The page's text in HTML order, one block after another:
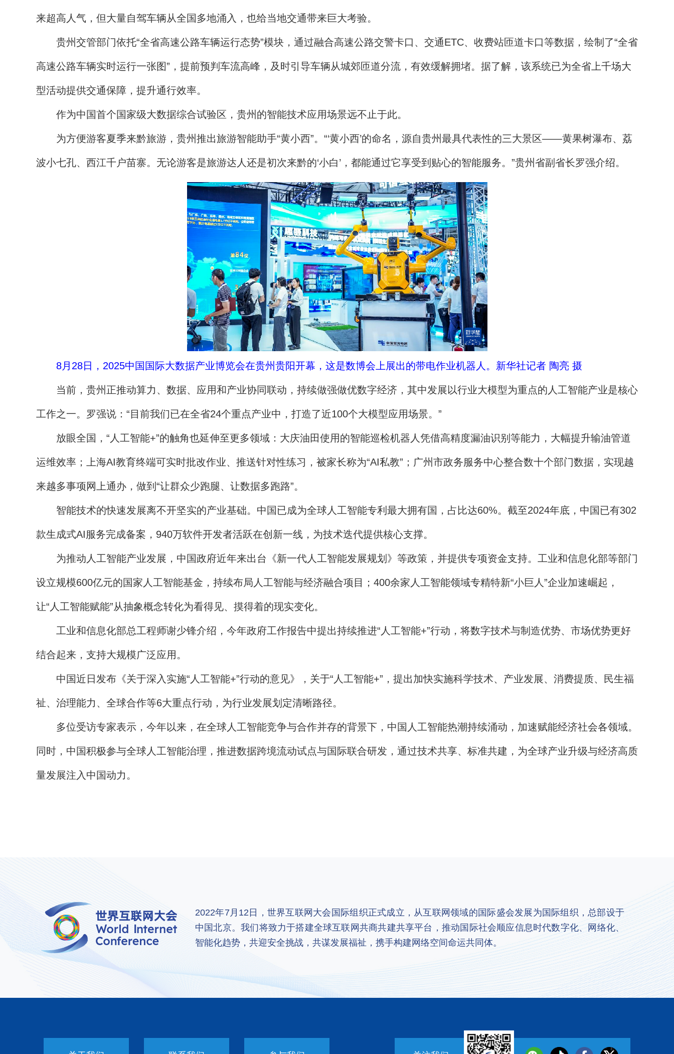
来超高人气，但大量自驾车辆从全国多地涌入，也给当地交通带来巨大考验。
贵州交管部门依托“全省高速公路车辆运行态势”模块，通过融合高速公路交警卡口、交通ETC、收费站匝道卡口等数据，绘制了“全省
高速公路车辆实时运行一张图”，提前预判车流高峰，及时引导车辆从城郊匝道分流，有效缓解拥堵。据了解，该系统已为全省上千场大
型活动提供交通保障，提升通行效率。
作为中国首个国家级大数据综合试验区，贵州的智能技术应用场景远不止于此。
为方便游客夏季来黔旅游，贵州推出旅游智能助手“黄小西”。“‘黄小西’的命名，源自贵州最具代表性的三大景区——黄果树瀑布、荔
波小七孔、西江千户苗寨。无论游客是旅游达人还是初次来黔的‘小白’，都能通过它享受到贴心的智能服务。”贵州省副省长罗强介绍。
8月28日，2025中国国际大数据产业博览会在贵州贵阳开幕，这是数博会上展出的带电作业机器人。新华社记者 陶亮 摄
当前，贵州正推动算力、数据、应用和产业协同联动，持续做强做优数字经济，其中发展以行业大模型为重点的人工智能产业是核心
工作之一。罗强说：“目前我们已在全省24个重点产业中，打造了近100个大模型应用场景。”
放眼全国，“人工智能+”的触角也延伸至更多领域：大庆油田使用的智能巡检机器人凭借高精度漏油识别等能力，大幅提升输油管道
运维效率；上海AI教育终端可实时批改作业、推送针对性练习，被家长称为“AI私教”；广州市政务服务中心整合数十个部门数据，实现越
来越多事项网上通办，做到“让群众少跑腿、让数据多跑路”。
智能技术的快速发展离不开坚实的产业基础。中国已成为全球人工智能专利最大拥有国，占比达60%。截至2024年底，中国已有302
款生成式AI服务完成备案，940万软件开发者活跃在创新一线，为技术迭代提供核心支撑。
为推动人工智能产业发展，中国政府近年来出台《新一代人工智能发展规划》等政策，并提供专项资金支持。工业和信息化部等部门
设立规模600亿元的国家人工智能基金，持续布局人工智能与经济融合项目；400余家人工智能领域专精特新“小巨人”企业加速崛起，
让“人工智能赋能”从抽象概念转化为看得见、摸得着的现实变化。
工业和信息化部总工程师谢少锋介绍，今年政府工作报告中提出持续推进“人工智能+”行动，将数字技术与制造优势、市场优势更好
结合起来，支持大规模广泛应用。
中国近日发布《关于深入实施“人工智能+”行动的意见》，关于“人工智能+”，提出加快实施科学技术、产业发展、消费提质、民生福
祉、治理能力、全球合作等6大重点行动，为行业发展划定清晰路径。
多位受访专家表示，今年以来，在全球人工智能竞争与合作并存的背景下，中国人工智能热潮持续涌动，加速赋能经济社会各领域。
同时，中国积极参与全球人工智能治理，推进数据跨境流动试点与国际联合研发，通过技术共享、标准共建，为全球产业升级与经济高质
量发展注入中国动力。
2022年7月12日，世界互联网大会国际组织正式成立，从互联网领域的国际盛会发展为国际组织，总部设于
中国北京。我们将致力于搭建全球互联网共商共建共享平台，推动国际社会顺应信息时代数字化、网络化、
智能化趋势，共迎安全挑战，共谋发展福祉，携手构建网络空间命运共同体。